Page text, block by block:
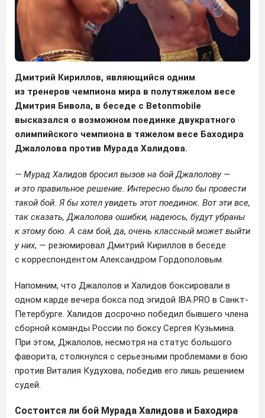
Дмитрий Кириллов, являющийся одним
из тренеров чемпиона мира в полутяжелом весе
Дмитрия Бивола, в беседе с Betonmobile
высказался о возможном поединке двукратного
олимпийского чемпиона в тяжелом весе Баходира
Джалолова против Мурада Халидова.
— Мурад Халидов бросил вызов на бой Джалолову —
и это правильное решение. Интересно было бы провести
такой бой. Я бы хотел увидеть этот поединок. Вот эти все,
так сказать, Джалолова ошибки, надеюсь, будут убраны
к этому бою. А сам бой, да, очень классный может выйти
у них, — резюмировал Дмитрий Кириллов в беседе
с корреспондентом Александром Гордополовым.
Напомним, что Джалолов и Халидов боксировали в
одном карде вечера бокса под эгидой IBA.PRO в Санкт-
Петербурге. Халидов досрочно победил бывшего члена
сборной команды России по боксу Сергея Кузьмина.
При этом, Джалолов, несмотря на статус большого
фаворита, столкнулся с серьезными проблемами в бою
против Виталия Кудухова, победив его лишь решением
судей.
Состоится ли бой Мурада Халидова и Баходира